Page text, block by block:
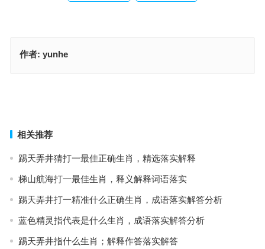
作者: yunhe
相关推荐
踢天弄井猜打一最佳正确生肖，精选落实解释
梯山航海打一最佳生肖，释义解释词语落实
踢天弄井打一精准什么正确生肖，成语落实解答分析
蓝色精灵指代表是什么生肖，成语落实解答分析
踢天弄井指什么生肖；解释作答落实解答